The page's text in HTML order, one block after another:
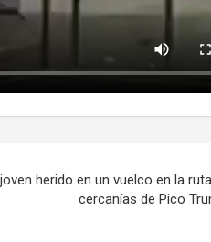
herido en un vuelco en la
cercanías de Pico